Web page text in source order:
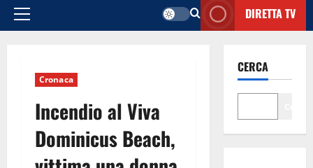
Menu
DIRETTA TV
Cronaca
Incendio al Viva
Dominicus Beach,
CERCA